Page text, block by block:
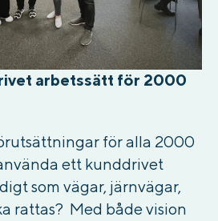
arbetssätt för 2000
för alla 2000
ett kunddrivet
som vägar, järnvägar,
rattas? Med både vision